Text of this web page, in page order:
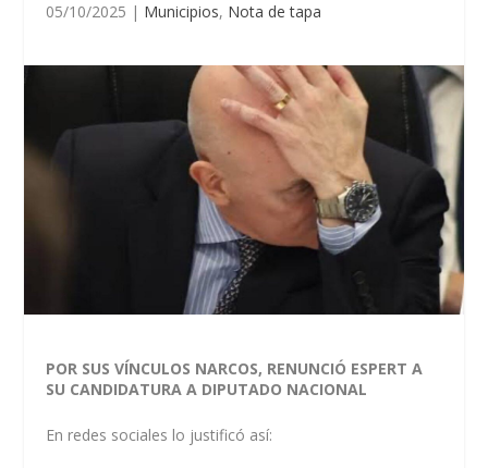
05/10/2025 | Municipios, Nota de tapa
POR SUS VÍNCULOS NARCOS, RENUNCIÓ ESPERT A
SU CANDIDATURA A DIPUTADO NACIONAL
En redes sociales lo justificó así: